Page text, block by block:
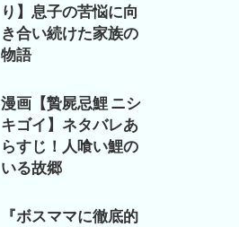
り】息子の苦悩に向
き合い続けた家族の
物語
漫画【贄屍忌鯉 ニシ
キゴイ】ネタバレあ
らすじ！人喰い鯉の
いる故郷
『ボスママに徹底的